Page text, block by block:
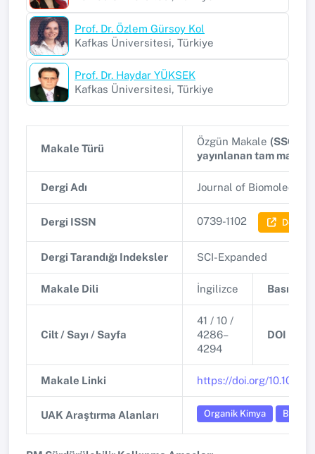
Prof. Dr. Özlem Gürsoy Kol
Kafkas Üniversitesi, Türkiye
Prof. Dr. Haydar YÜKSEK
Kafkas Üniversitesi, Türkiye
Makale Türü
Özgün Makale (SSCI,
yayınlanan tam
Dergi Adı Journal of
Dergi ISSN 0739-1102 Dergi
Dergi Tarandığı Indeksler SCI-Expanded
Makale Dili İngilizce Basım
Cilt / Sayı / Sayfa
41 / 10 /
4286–
4294
DOI
Makale Linki https://doi.org/10.1080/
UAK Araştırma Alanları Organik Kimya